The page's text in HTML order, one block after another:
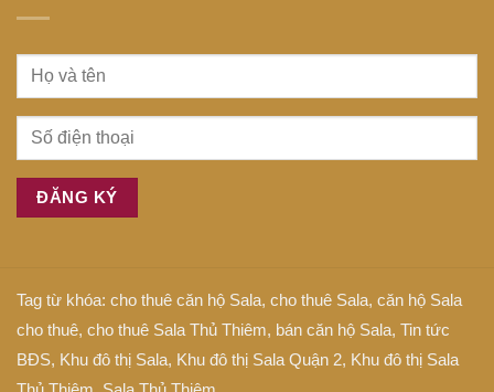
Tag từ khóa: cho thuê căn hộ Sala, cho thuê Sala, căn hộ Sala
cho thuê, cho thuê Sala Thủ Thiêm, bán căn hộ Sala, Tin tức
BĐS, Khu đô thị Sala, Khu đô thị Sala Quận 2, Khu đô thị Sala